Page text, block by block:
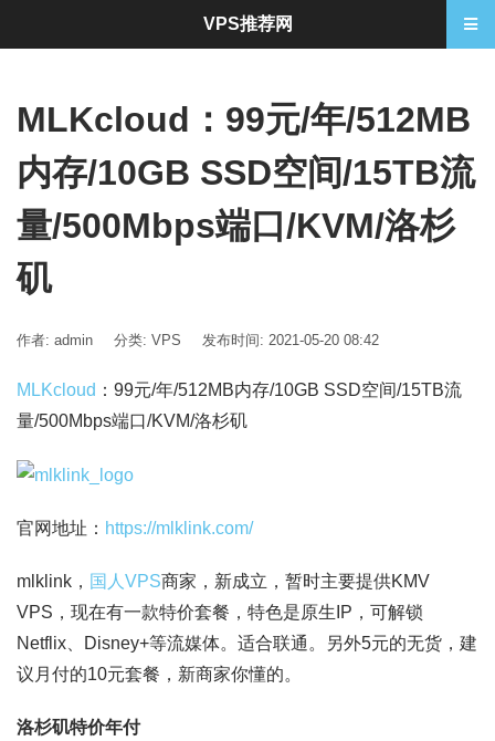
MLKcloud：99元/年/512MB
内存/10GB SSD空间/15TB流
量/500Mbps端口/KVM/洛杉
矶
作者: admin 分类: VPS 发布时间: 2021-05-20 08:42
MLKcloud ：99元/年/512MB内存/10GB SSD空间/15TB流
量/500Mbps端口/KVM/洛杉矶
官网地址： https://mlklink.com/
mlklink， 国人VPS商家，新成立，暂时主要提供KMV
VPS，现在有一款特价套餐，特色是原生IP，可解锁
Netflix、Disney+等流媒体。适合联通。另外5元的无货，建
议月付的10元套餐，新商家你懂的。
洛杉矶特价年付
VPS推荐网